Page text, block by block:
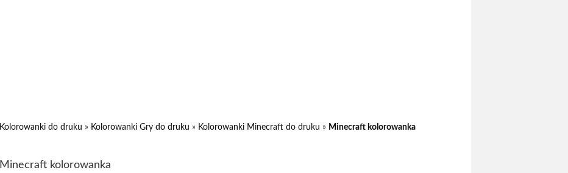
Kolorowanki do druku » Kolorowanki Gry do druku » Kolorowanki Minecraft do druku » Minecraft kolorowanka
Minecraft kolorowanka